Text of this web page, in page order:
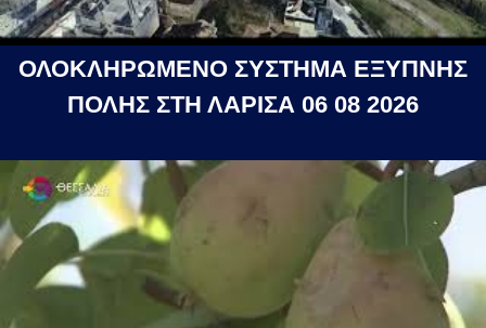
ΟΛΟΚΛΗΡΩΜΕΝΟ ΣΥΣΤΗΜΑ ΕΞΥΠΝΗΣ
ΠΟΛΗΣ ΣΤΗ ΛΑΡΙΣΑ 06 08 2026